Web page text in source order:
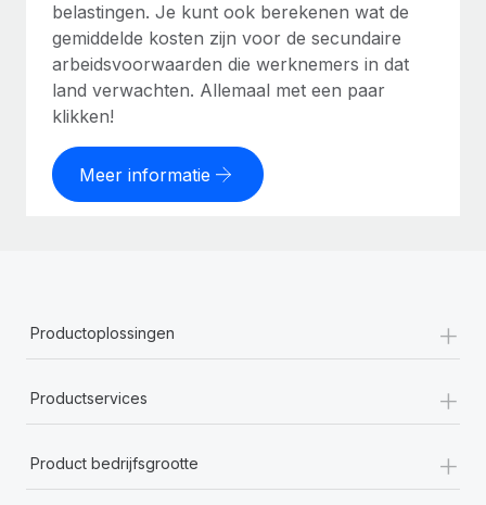
belastingen. Je kunt ook berekenen wat de
gemiddelde kosten zijn voor de secundaire
arbeidsvoorwaarden die werknemers in dat
land verwachten. Allemaal met een paar
klikken!
Meer informatie
Productoplossingen +
Productservices +
Product bedrijfsgrootte +